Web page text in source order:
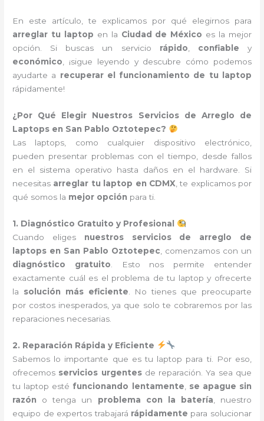
En este artículo, te explicamos por qué elegirnos para
arreglar tu laptop en la Ciudad de México es la mejor
opción. Si buscas un servicio rápido confiable y
económico , ¡sigue leyendo y descubre cómo podemos
ayudarte a recuperar el funcionamiento de tu laptop
rápidamente!
¿Por Qué Elegir Nuestros Servicios de Arreglo de
Laptops en San Pablo Oztotepec?
Las laptops, como cualquier dispositivo electrónico,
pueden presentar problemas con el tiempo, desde fallos
en el sistema operativo hasta daños en el hardware. Si
necesitas arreglar tu laptop en CDMX , te explicamos por
qué somos la mejor opción para ti.
1. Diagnóstico Gratuito y Profesional
Cuando eliges nuestros servicios de arreglo de
laptops en San Pablo Oztotepec , comenzamos con un
diagnóstico gratuito . Esto nos permite entender
exactamente cuál es el problema de tu laptop y ofrecerte
la solución más eficiente . No tienes que preocuparte
por costos inesperados, ya que solo te cobraremos por las
reparaciones necesarias.
2. Reparación Rápida y Eficiente
Sabemos lo importante que es tu laptop para ti. Por eso,
ofrecemos servicios urgentesde reparación. Ya sea que
tu laptop esté funcionando lentamente
se apague sin
razón o tenga un problema con la batería , nuestro
equipo de expertos trabajará rápidamente para solucionar